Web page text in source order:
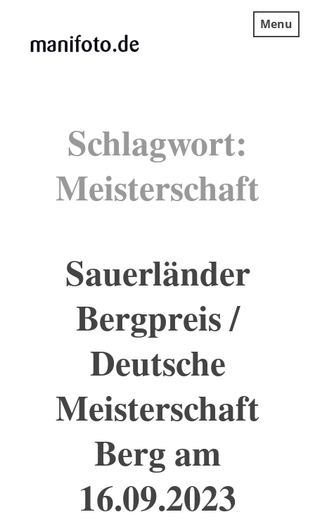
content
Menu
Schlagwort:
Meisterschaft
Sauerländer
Bergpreis /
Deutsche
Meisterschaft
Berg am
16.09.2023